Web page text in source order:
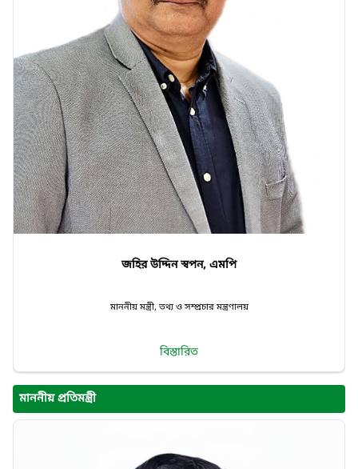
জহির উদ্দিন স্বপন, এমপি
মাননীয় মন্ত্রী, তথ্য ও সম্প্রচার মন্ত্রণালয়
বিস্তারিত
মাননীয় প্রতিমন্ত্রী